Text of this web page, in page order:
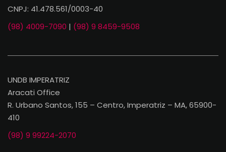
CNPJ: 41.478.561/0003-40
(98) 4009-7090 | (98) 9 8459-9508
UNDB IMPERATRIZ
Aracati Office
R. Urbano Santos, 155 – Centro, Imperatriz – MA, 65900-
410
(98) 9 99224-2070